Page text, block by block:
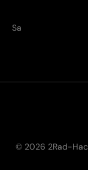
Sa
© 2026 2Rad-